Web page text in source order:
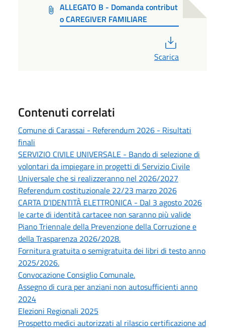
ALLEGATO B - Domanda contribut
o CAREGIVER FAMILIARE
Scarica
Contenuti correlati
Comune di Carassai - Referendum 2026 - Risultati
finali
SERVIZIO CIVILE UNIVERSALE - Bando di selezione di
volontari da impiegare in progetti di Servizio Civile
Universale che si realizzeranno nel 2026/2027
Referendum costituzionale 22/23 marzo 2026
CARTA D’IDENTITÀ ELETTRONICA - Dal 3 agosto 2026
le carte di identità cartacee non saranno più valide
Piano Triennale della Prevenzione della Corruzione e
della Trasparenza 2026/2028.
Fornitura gratuita o semigratuita dei libri di testo anno
2025/2026.
Convocazione Consiglio Comunale.
Assegno di cura per anziani non autosufficienti anno
2024
Elezioni Regionali 2025
Prospetto medici autorizzati al rilascio certificazione ad